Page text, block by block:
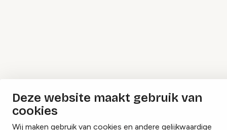
Deze website maakt gebruik van
cookies
Wij maken gebruik van cookies en andere gelijkwaardige